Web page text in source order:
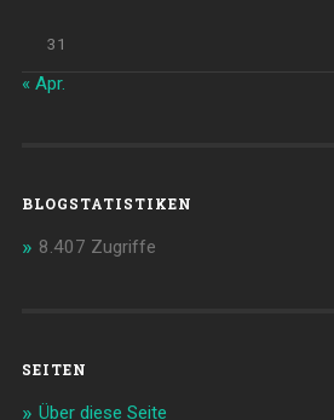
31
« Apr.
BLOGSTATISTIKEN
8.407 Zugriffe
SEITEN
Über diese Seite